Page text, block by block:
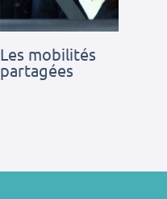
Les mobilités
partagées